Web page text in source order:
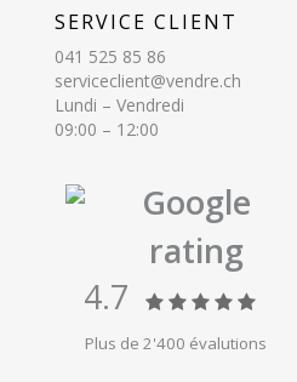
SERVICE CLIENT
041 525 85 86
serviceclient@vendre.ch
Lundi – Vendredi
09:00 – 12:00
Google
rating
4.7
Plus de 2'400 évalutions